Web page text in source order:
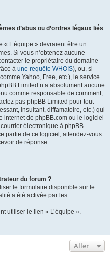
d’abus ou d’ordres légaux liés
« L’équipe » devraient être un
Si vous n’obtenez aucune
le propriétaire du domaine
à une requête WHOIS), ou, si
Yahoo, Free, etc.), le service
Limited n’a absolument aucune
comme responsable de comment,
pas phpBB Limited pour tout
insultant, diffamatoire, etc.) qui
internet de phpBB.com ou le logiciel
électronique à phpBB
partie de ce logiciel, attendez-vous
de réponse.
du forum ?
le formulaire disponible sur le
a été activée par les
utiliser le lien « L’équipe ».
Aller